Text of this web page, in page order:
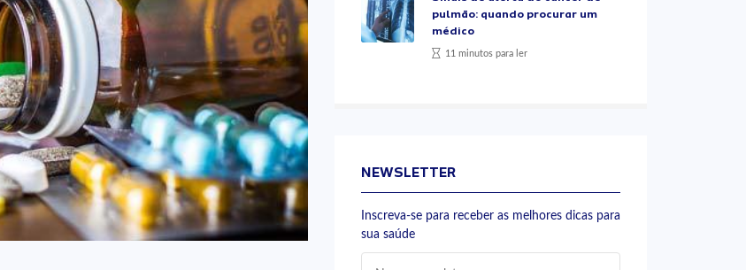
pulmão: quando procurar um
médico
11 minutos para ler
NEWSLETTER
Inscreva-se para receber as melhores dicas para
sua saúde